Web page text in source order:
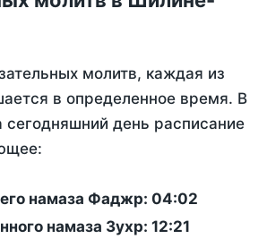
молитв, каждая из
в определенное время. В
день расписание
намаза Фаджр: 04:02
намаза Зухр: 12:21